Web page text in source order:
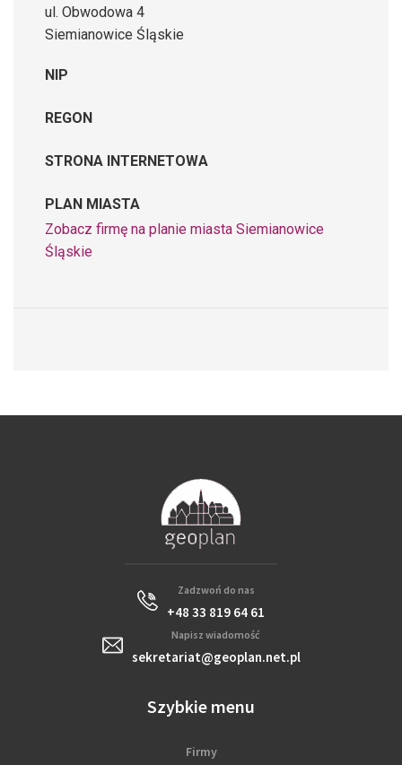
ul. Obwodowa 4
Siemianowice Śląskie
NIP
REGON
STRONA INTERNETOWA
PLAN MIASTA
Zobacz firmę na planie miasta Siemianowice
Śląskie
Zadzwoń do nas
+48 33 819 64 61
Napisz wiadomość
sekretariat@geoplan.net.pl
Szybkie menu
Firmy